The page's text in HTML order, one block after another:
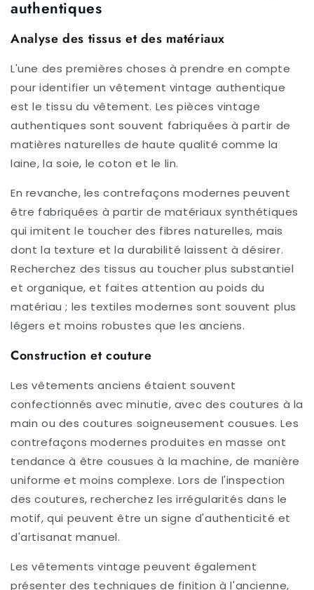
authentiques
Analyse des tissus et des matériaux
L'une des premières choses à prendre en compte
pour identifier un vêtement vintage authentique
est le tissu du vêtement. Les pièces vintage
authentiques sont souvent fabriquées à partir de
matières naturelles de haute qualité comme la
laine, la soie, le coton et le lin.
En revanche, les contrefaçons modernes peuvent
être fabriquées à partir de matériaux synthétiques
qui imitent le toucher des fibres naturelles, mais
dont la texture et la durabilité laissent à désirer.
Recherchez des tissus au toucher plus substantiel
et organique, et faites attention au poids du
matériau ; les textiles modernes sont souvent plus
légers et moins robustes que les anciens.
Construction et couture
Les vêtements anciens étaient souvent
confectionnés avec minutie, avec des coutures à la
main ou des coutures soigneusement cousues. Les
contrefaçons modernes produites en masse ont
tendance à être cousues à la machine, de manière
uniforme et moins complexe. Lors de l'inspection
des coutures, recherchez les irrégularités dans le
motif, qui peuvent être un signe d'authenticité et
d'artisanat manuel.
Les vêtements vintage peuvent également
présenter des techniques de finition à l'ancienne,